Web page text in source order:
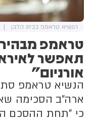
טראמפ
תאפשר
אורניום"
הנשיא טראמפ
ארה"ב הסכימה
כי "תחת ההסכם
הנשיא טראמפ בבית הלבן